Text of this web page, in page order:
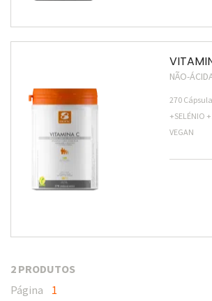
NÃO-
270
+SELÉNIO
VEGAN
2 PRODUTOS
Página
1